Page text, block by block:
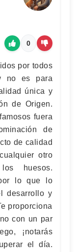
0
por todos
no es para
única y
de Origen.
fuera
de
de calidad
otro
huesos.
lo que lo
desarrollo y
proporciona
con un par
¡notarás
el día.